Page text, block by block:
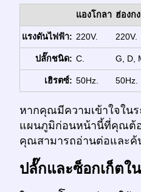
แองโกลา ฮ่องกง
แรงดันไฟฟ้า: 220V. 220V.
ปลั๊กชนิด: C. G, D,
เฮิรตซ์: 50Hz. 50Hz.
หากคุณมีความเข้าใจใน
แผนภูมิก่อนหน้านี้ที่คุณต้
คุณสามารถอ่านต่อและ
ปลั๊กและซ็อกเก็ตใ